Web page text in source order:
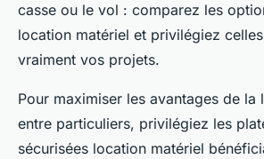
casse ou le vol : comparez les
location matériel et privilégiez
vraiment vos projets.
Pour maximiser les avantages de la
entre particuliers, privilégiez les
sécurisées location matériel